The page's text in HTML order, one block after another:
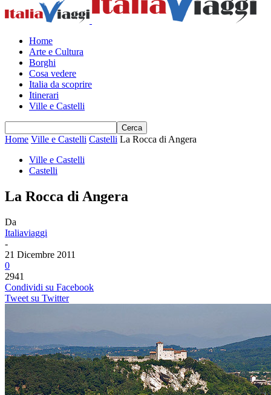
Home
Arte e Cultura
Borghi
Cosa vedere
Italia da scoprire
Itinerari
Ville e Castelli
Home Ville e Castelli Castelli La Rocca di Angera
Ville e Castelli
Castelli
La Rocca di Angera
Da
Italiaviaggi
-
21 Dicembre 2011
0
2941
Condividi su Facebook
Tweet su Twitter